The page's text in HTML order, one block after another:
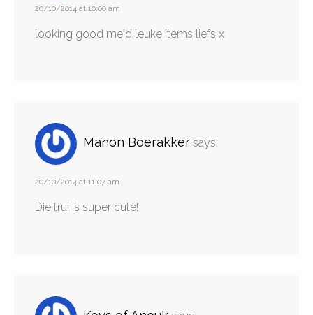
20/10/2014 at 10:00 am
looking good meid leuke items liefs x
Manon Boerakker says:
20/10/2014 at 11:07 am
Die trui is super cute!